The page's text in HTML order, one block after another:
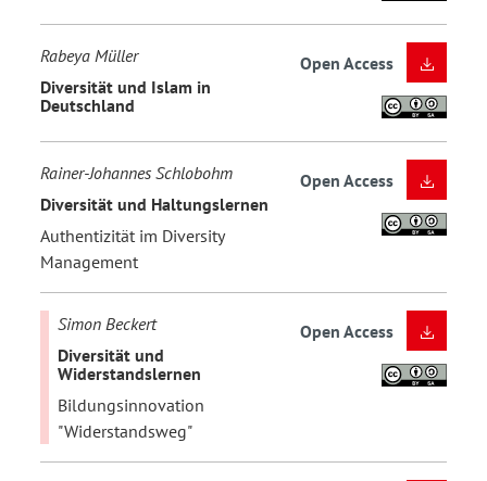
Rabeya Müller
Diversität und Islam in
Deutschland
Open Access
Rainer-Johannes Schlobohm
Diversität und Haltungslernen
Authentizität im Diversity
Management
Open Access
Simon Beckert
Diversität und
Widerstandslernen
Bildungsinnovation
"Widerstandsweg"
Open Access